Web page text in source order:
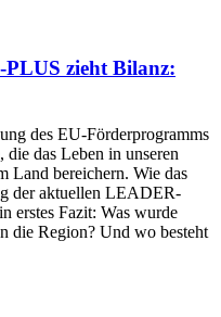
zieht Bilanz:
des EU-Förderprogramms
das Leben in unseren
Land bereichern. Wie das
der aktuellen LEADER-
erstes Fazit: Was wurde
die Region? Und wo besteht